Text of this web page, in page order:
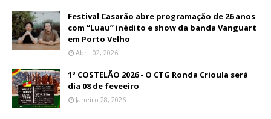
Festival Casarão abre programação de 26 anos
com “Luau” inédito e show da banda Vanguart
em Porto Velho
Abril 02, 2026
1º COSTELÃO 2026 - O CTG Ronda Crioula será
dia 08 de feveeiro
Janeiro 28, 2026